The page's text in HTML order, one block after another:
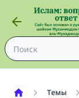
Темы